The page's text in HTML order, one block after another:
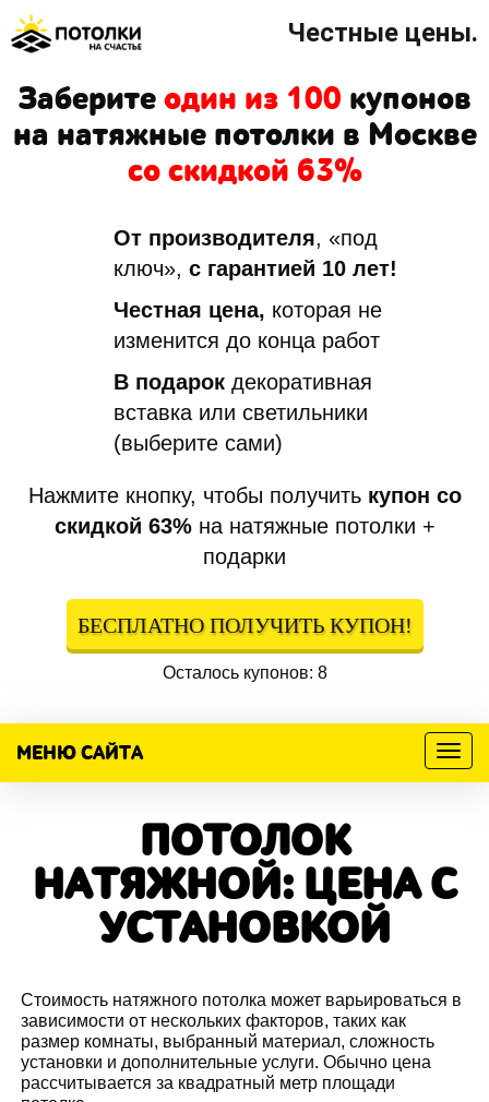
Честные цены.
Заберитеодин из 100 купонов
на натяжные потолки в Москве
со скидкой 63%
От производителя, «под
ключ», с гарантией 10 лет!
Честная цена, которая не
изменится до конца работ
В подарок декоративная
вставка или светильники
(выберите сами)
Нажмите кнопку, чтобы получить купон со
скидкой 63%на натяжные потолки +
подарки
БЕСПЛАТНО ПОЛУЧИТЬ КУПОН!
Осталось купонов: 8
Меню
МЕНЮ САЙТА
ПОТОЛОК
НАТЯЖНОЙ: ЦЕНА С
УСТАНОВКОЙ
Стоимость натяжного потолка может варьироваться в
зависимости от нескольких факторов, таких как
размер комнаты, выбранный материал, сложность
установки и дополнительные услуги. Обычно цена
рассчитывается за квадратный метр площади